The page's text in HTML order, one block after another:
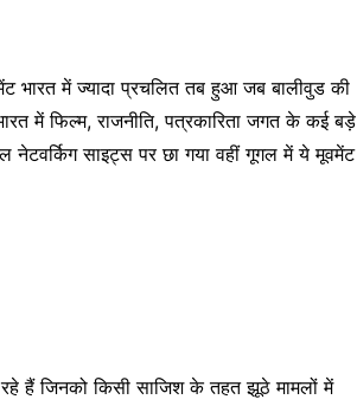
भारत में ज्यादा प्रचलित तब हुआ जब बालीवुड की
में फिल्म, राजनीति, पत्रकारिता जगत के कई बड़े
साइट्स पर छा गया वहीं गूगल में ये मूवमेंट
हैं जिनको किसी साजिश के तहत झूठे मामलों में